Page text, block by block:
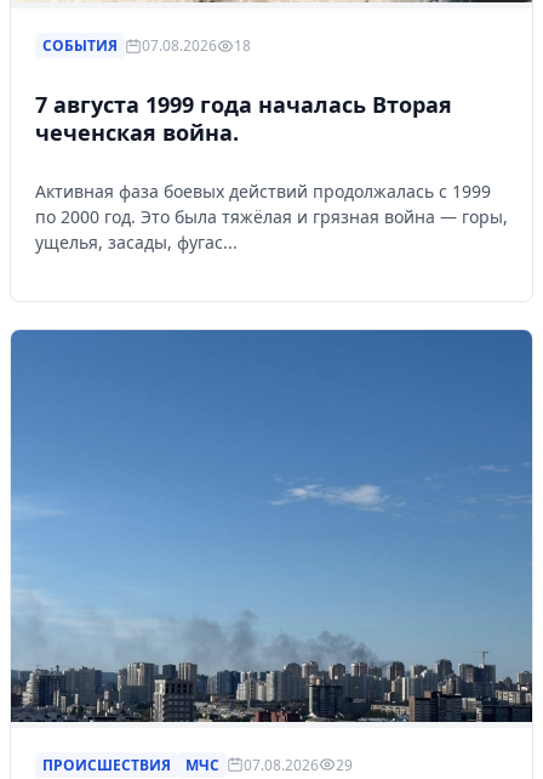
СОБЫТИЯ 07.08.2026 18
7 августа 1999 года началась Вторая
чеченская война.
Активная фаза боевых действий продолжалась с 1999
по 2000 год. Это была тяжёлая и грязная война — горы,
ущелья, засады, фугас...
ПРОИСШЕСТВИЯ МЧС 07.08.2026 29